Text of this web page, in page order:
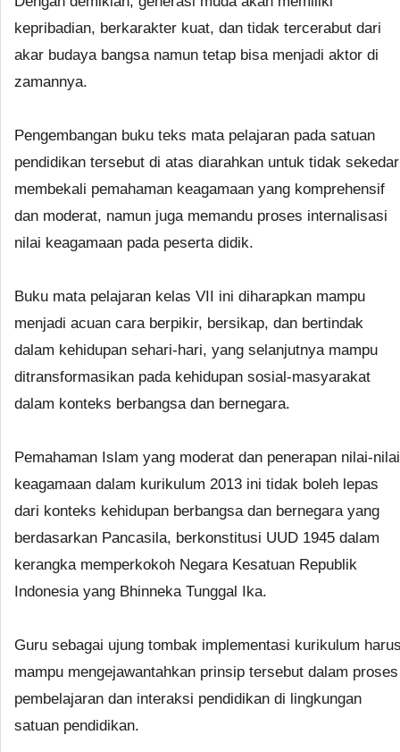
kepribadian, berkarakter kuat, dan tidak tercerabut dari
akar budaya bangsa namun tetap bisa menjadi aktor di
zamannya.
Pengembangan buku teks mata pelajaran pada satuan
pendidikan tersebut di atas diarahkan untuk tidak sekedar
membekali pemahaman keagamaan yang komprehensif
dan moderat, namun juga memandu proses internalisasi
nilai keagamaan pada peserta didik.
Buku mata pelajaran kelas VII ini diharapkan mampu
menjadi acuan cara berpikir, bersikap, dan bertindak
dalam kehidupan sehari-hari, yang selanjutnya mampu
ditransformasikan pada kehidupan sosial-masyarakat
dalam konteks berbangsa dan bernegara.
Pemahaman Islam yang moderat dan penerapan nilai-nilai
keagamaan dalam kurikulum 2013 ini tidak boleh lepas
dari konteks kehidupan berbangsa dan bernegara yang
berdasarkan Pancasila, berkonstitusi UUD 1945 dalam
kerangka memperkokoh Negara Kesatuan Republik
Indonesia yang Bhinneka Tunggal Ika.
Guru sebagai ujung tombak implementasi kurikulum
mampu mengejawantahkan prinsip tersebut dalam proses
pembelajaran dan interaksi pendidikan di lingkungan
satuan pendidikan.